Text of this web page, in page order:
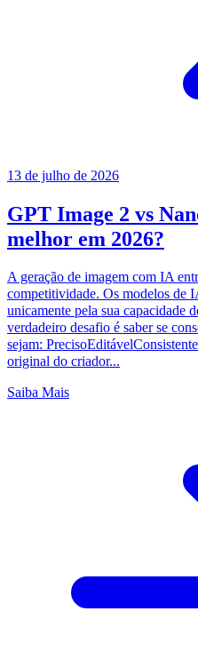
13 de julho de 2026
GPT Image 2 vs
melhor em 2026?
A geração de imagem com IA
competitividade. Os modelos de
unicamente pela sua capacidade
verdadeiro desafio é saber se
sejam:
original do criador...
Saiba Mais